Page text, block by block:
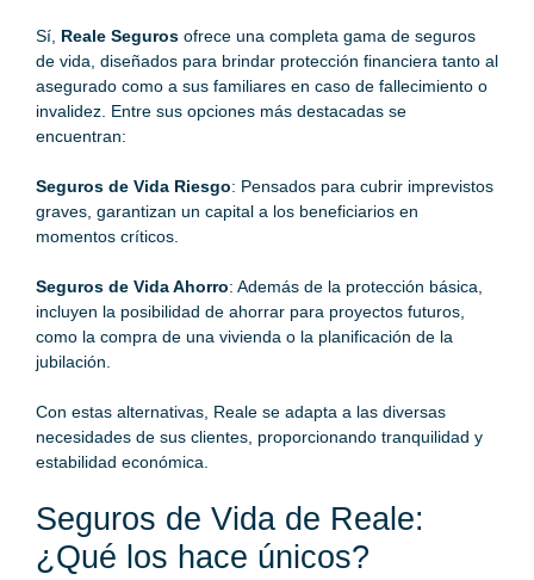
Sí, Reale Seguros ofrece una completa gama de seguros
de vida, diseñados para brindar protección financiera tanto al
asegurado como a sus familiares en caso de fallecimiento o
invalidez. Entre sus opciones más destacadas se
encuentran:
Seguros de Vida Riesgo: Pensados para cubrir imprevistos
graves, garantizan un capital a los beneficiarios en
momentos críticos.
Seguros de Vida Ahorro: Además de la protección básica,
incluyen la posibilidad de ahorrar para proyectos futuros,
como la compra de una vivienda o la planificación de la
jubilación.
Con estas alternativas, Reale se adapta a las diversas
necesidades de sus clientes, proporcionando tranquilidad y
estabilidad económica.
Seguros de Vida de Reale:
¿Qué los hace únicos?